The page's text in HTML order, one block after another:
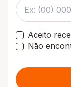
Aceito
Não